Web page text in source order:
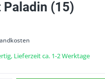
Paladin (15)
Lieferzeit ca. 1-2 Werktage